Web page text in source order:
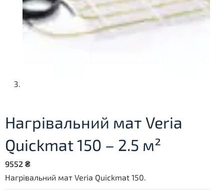
Нагрівальний мат Veria
Quickmat 150 – 2.5 м²
9552 ₴
Нагрівальний мат Veria Quickmat 150.